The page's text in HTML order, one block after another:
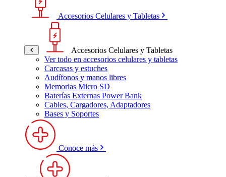
Accesorios Celulares y Tabletas
Accesorios Celulares y Tabletas
Ver todo en accesorios celulares y tabletas
Carcasas y estuches
Audífonos y manos libres
Memorias Micro SD
Baterías Externas Power Bank
Cables, Cargadores, Adaptadores
Bases y Soportes
Conoce más